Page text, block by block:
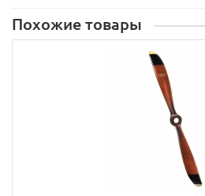
Похожие товары